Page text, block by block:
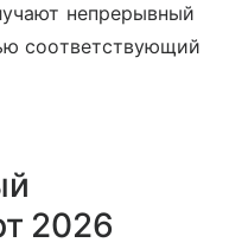
непрерывный
соответствующий
2026